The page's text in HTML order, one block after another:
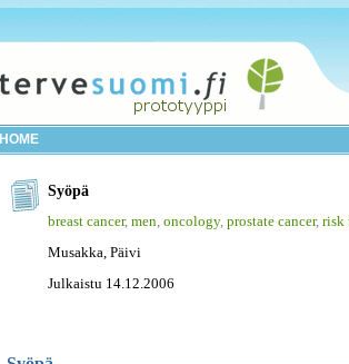
HOME
Syöpä
breast cancer, men oncology, prostate cancer, risk
Musakka, Päivi
Julkaistu 14.12.2006